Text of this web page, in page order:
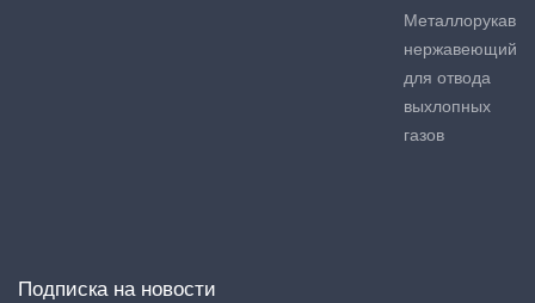
Металлорукав
нержавеющий
для отвода
выхлопных
газов
Подписка на новости